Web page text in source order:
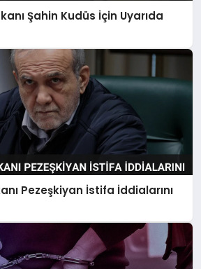
Şahin Kudüs İçin Uyarıda
Pezeşkiyan İstifa İddialarını